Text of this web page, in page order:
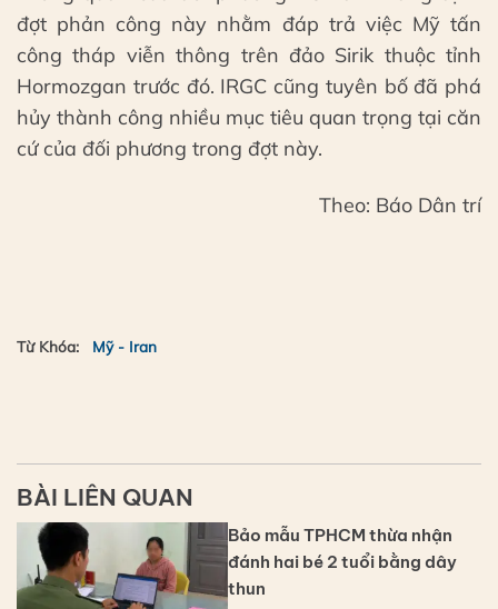
đợt phản công này nhằm đáp trả việc Mỹ tấn
công tháp viễn thông trên đảo Sirik thuộc tỉnh
Hormozgan trước đó. IRGC cũng tuyên bố đã phá
hủy thành công nhiều mục tiêu quan trọng tại căn
cứ của đối phương trong đợt này.
Theo: Báo Dân trí
Từ Khóa: Mỹ - Iran
BÀI LIÊN QUAN
Bảo mẫu TPHCM thừa nhận
đánh hai bé 2 tuổi bằng dây
thun